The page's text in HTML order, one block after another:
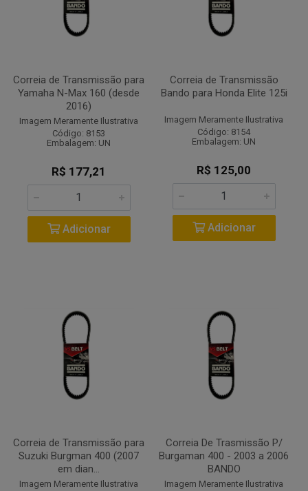
Correia de Transmissão para
Yamaha N-Max 160 (desde
2016)
Imagem Meramente Ilustrativa
Código: 8153
Embalagem: UN
R$ 177,21
Adicionar
Correia de Transmissão
Bando para Honda Elite 125i
Imagem Meramente Ilustrativa
Código: 8154
Embalagem: UN
R$ 125,00
Adicionar
Correia de Transmissão para
Suzuki Burgman 400 (2007
em dian...
Imagem Meramente Ilustrativa
Correia De Trasmissão P/
Burgaman 400 - 2003 a 2006
BANDO
Imagem Meramente Ilustrativa